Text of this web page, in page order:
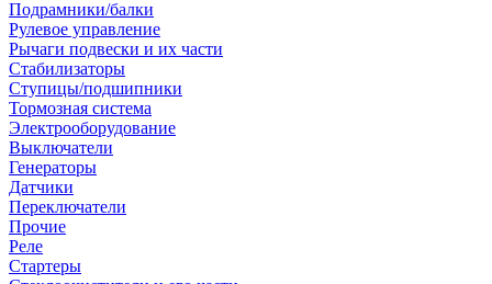
Подрамники/балки
Рулевое управление
Рычаги подвески и их части
Стабилизаторы
Ступицы/подшипники
Тормозная система
Электрооборудование
Выключатели
Генераторы
Датчики
Переключатели
Прочие
Реле
Стартеры